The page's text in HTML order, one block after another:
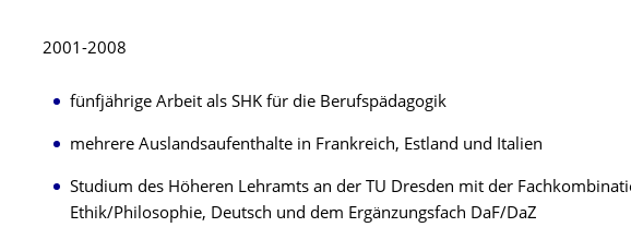
2001-2008
fünfjährige Arbeit als SHK für die Berufspädagogik
mehrere Auslandsaufenthalte in Frankreich, Estland und Italien
Studium des Höheren Lehramts an der TU Dresden mit der
Ethik/Philosophie, Deutsch und dem Ergänzungsfach DaF/DaZ